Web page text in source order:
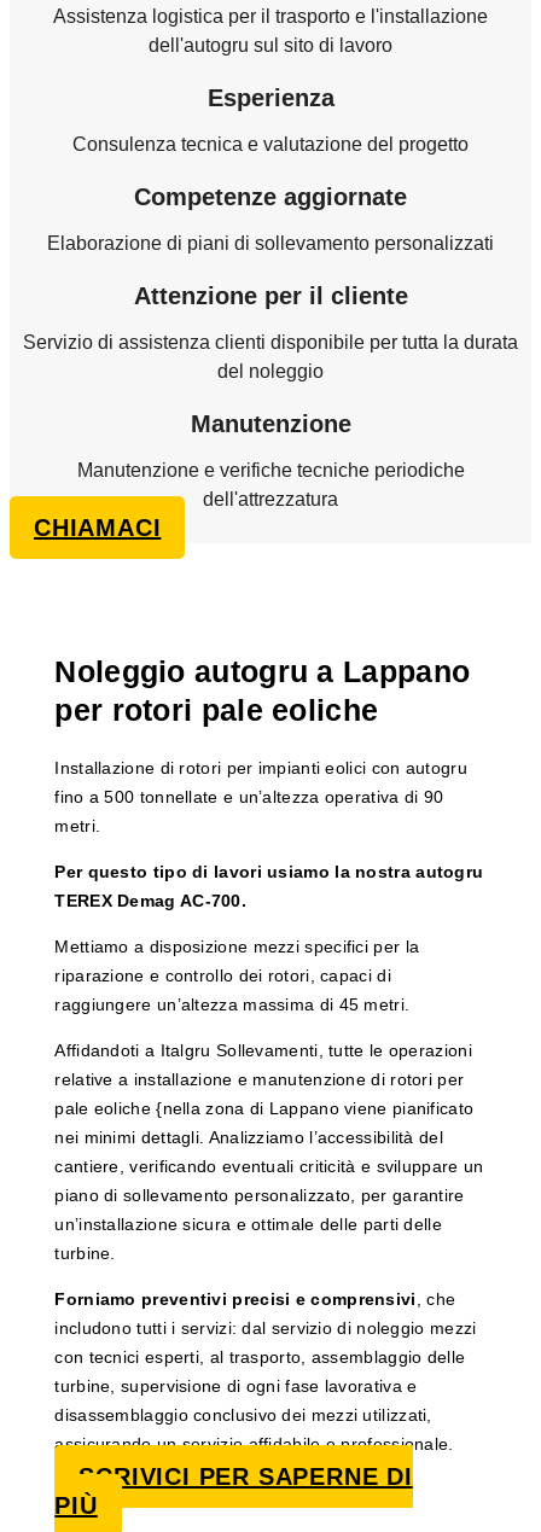
Assistenza logistica per il trasporto e l'installazione
dell'autogru sul sito di lavoro
Esperienza
Consulenza tecnica e valutazione del progetto
Competenze aggiornate
Elaborazione di piani di sollevamento personalizzati
Attenzione per il cliente
Servizio di assistenza clienti disponibile per tutta la durata
del noleggio
Manutenzione
Manutenzione e verifiche tecniche periodiche
dell'attrezzatura
CHIAMACI
Noleggio autogru a Lappano
per rotori pale eoliche
Installazione di rotori per impianti eolici con autogru
fino a 500 tonnellate e un’altezza operativa di 90
metri.
Per questo tipo di lavori usiamo la nostra autogru
TEREX Demag AC-700.
Mettiamo a disposizione mezzi specifici per la
riparazione e controllo dei rotori, capaci di
raggiungere un’altezza massima di 45 metri.
Affidandoti a Italgru Sollevamenti, tutte le operazioni
relative a installazione e manutenzione di rotori per
pale eoliche {nella zona di Lappano viene pianificato
nei minimi dettagli. Analizziamo l’accessibilità del
cantiere, verificando eventuali criticità e sviluppare un
piano di sollevamento personalizzato, per garantire
un’installazione sicura e ottimale delle parti delle
turbine.
Forniamo preventivi precisi e comprensivi, che
includono tutti i servizi: dal servizio di noleggio mezzi
con tecnici esperti, al trasporto, assemblaggio delle
turbine, supervisione di ogni fase lavorativa e
disassemblaggio conclusivo dei mezzi utilizzati,
assicurando un servizio affidabile e professionale.
SCRIVICI PER SAPERNE DI
PIÙ